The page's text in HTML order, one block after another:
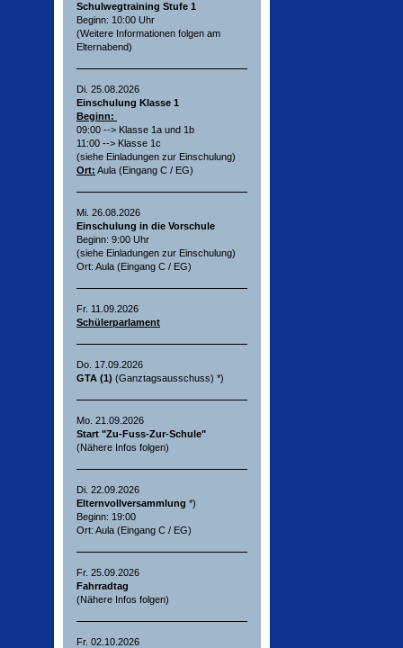
Schulwegtraining Stufe 1
Beginn: 10:00 Uhr
(Weitere Informationen folgen am
Elternabend)
Di. 25.08.2026
Einschulung Klasse 1
Beginn:
09:00 --> Klasse 1a und 1b
11:00 --> Klasse 1c
(siehe Einladungen zur Einschulung)
Ort: Aula (Eingang C / EG)
Mi. 26.08.2026
Einschulung in die Vorschule
Beginn: 9:00 Uhr
(siehe Einladungen zur Einschulung)
Ort: Aula (Eingang C / EG)
Fr. 11.09.2026
Schülerparlament
Do. 17.09.2026
GTA (1) (Ganztagsausschuss) *)
Mo. 21.09.2026
Start "Zu-Fuss-Zur-Schule"
(Nähere Infos folgen)
Di. 22.09.2026
Elternvollversammlung *)
Beginn: 19:00
Ort: Aula (Eingang C / EG)
Fr. 25.09.2026
Fahrradtag
(Nähere Infos folgen)
Fr. 02.10.2026